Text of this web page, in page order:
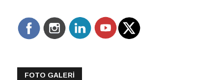
FOTO GALERİ